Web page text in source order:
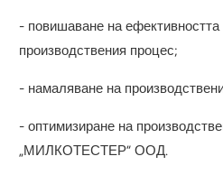
- повишаване на ефективността
производствения процес;
- намаляване на
- оптимизиране на
„МИЛКОТЕСТЕР“ ООД.